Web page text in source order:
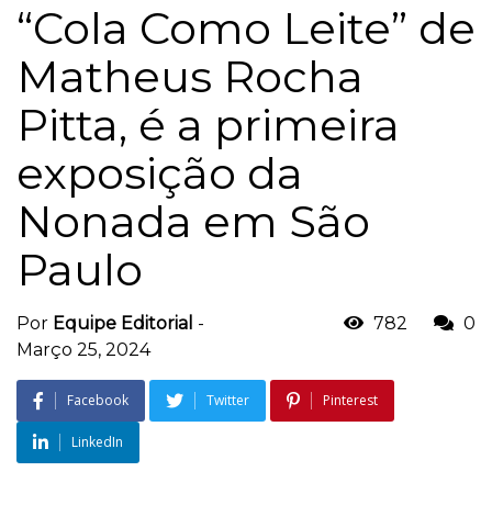
“Cola Como Leite” de
Matheus Rocha
Pitta, é a primeira
exposição da
Nonada em São
Paulo
Por Equipe Editorial -
Março 25, 2024
782 0
Facebook Twitter Pinterest
LinkedIn